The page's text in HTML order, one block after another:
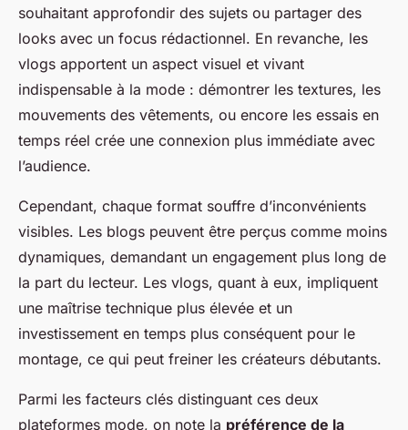
souhaitant approfondir des sujets ou partager des
looks avec un focus rédactionnel. En revanche, les
vlogs apportent un aspect visuel et vivant
indispensable à la mode : démontrer les textures, les
mouvements des vêtements, ou encore les essais en
temps réel crée une connexion plus immédiate avec
l’audience.
Cependant, chaque format souffre d’inconvénients
visibles. Les blogs peuvent être perçus comme moins
dynamiques, demandant un engagement plus long de
la part du lecteur. Les vlogs, quant à eux, impliquent
une maîtrise technique plus élevée et un
investissement en temps plus conséquent pour le
montage, ce qui peut freiner les créateurs débutants.
Parmi les facteurs clés distinguant ces deux
plateformes mode, on note la préférence de la